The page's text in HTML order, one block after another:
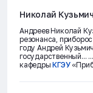
Николай
Андреев Николай
резонанса,
году Андрей
государственный...
кафедрыКГЭУ